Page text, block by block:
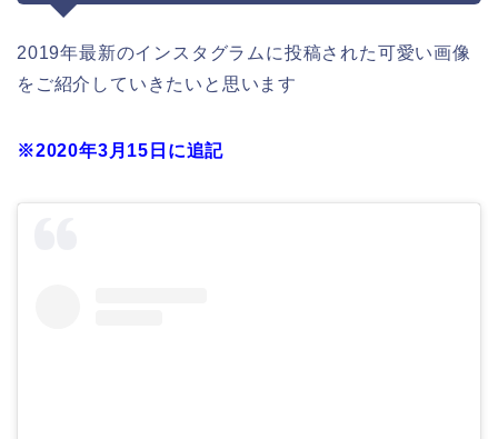
2019年最新のインスタグラムに投稿された可愛い画像
をご紹介していきたいと思います
※2020年3月15日に追記